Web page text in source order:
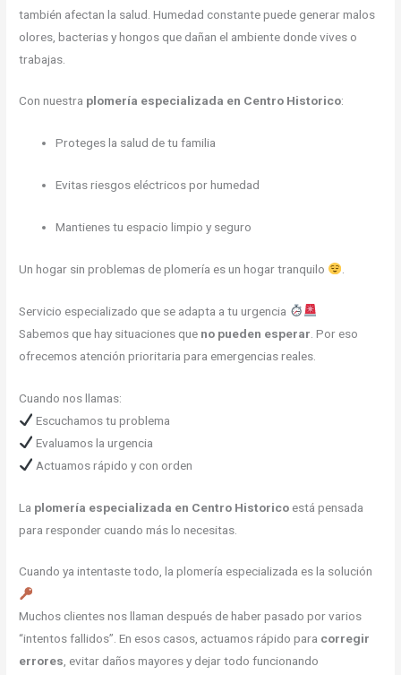
también afectan la salud. Humedad constante puede generar malos
olores, bacterias y hongos que dañan el ambiente donde vives o
trabajas.
Con nuestra plomería especializada en Centro Historico:
Proteges la salud de tu familia
Evitas riesgos eléctricos por humedad
Mantienes tu espacio limpio y seguro
Un hogar sin problemas de plomería es un hogar tranquilo
Servicio especializado que se adapta a tu urgencia
Sabemos que hay situaciones que no pueden esperar . Por eso
ofrecemos atención prioritaria para emergencias reales.
Cuando nos llamas:
Escuchamos tu problema
Evaluamos la urgencia
Actuamos rápido y con orden
La plomería especializada en Centro Historico está pensada
para responder cuando más lo necesitas.
Cuando ya intentaste todo, la plomería especializada es la solución
Muchos clientes nos llaman después de haber pasado por varios
“intentos fallidos”. En esos casos, actuamos rápido para corregir
errores, evitar daños mayores y dejar todo funcionando